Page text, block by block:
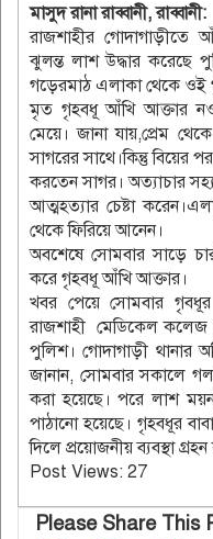
মাসুদ রানা রাব্বানী, রাব্বানী:
রাজশাহীর
ঝুলন্ত লাশ উদ্ধার করেছে
গড়েরমাঠ এলাকা থেকে ওই
মৃত গৃহবধূ আঁখি আক্তার
মেয়ে। জানা যায়,প্রেম
সাগরের সাথে।কিন্তু বিয়ের
করতেন সাগর। অত্যাচার
আত্মহত্যার চেষ্টা
থেকে ফিরিয়ে আনেন।
অবশেষে সোমবার সাড়ে
করে গৃহবধূ আঁখি আক্তার।
খবর পেয়ে সোমবার
রাজশাহী মেডিকেল কলেজ
পুলিশ। গোদাগাড়ী থানার
জানান, সোমবার সকালে
করা হয়েছে। পরে লাশ
পাঠানো হয়েছে। গৃহবধূর
দিলে প্রয়োজনীয় ব্যবস্থা
Post Views: 27
Please Share This